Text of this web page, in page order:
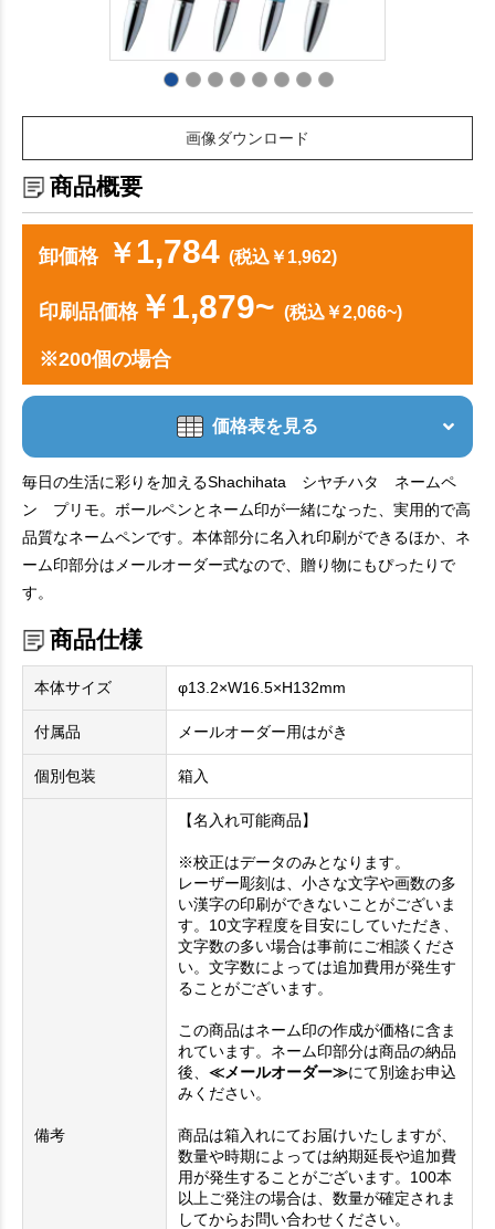
画像ダウンロード
商品概要
卸価格 ￥1,784 (税込￥1,962)
印刷品価格￥1,879~ (税込￥2,066~)
※200個の場合
価格表を見る
毎日の生活に彩りを加えるShachihata シヤチハタ ネームペ
ン プリモ。ボールペンとネーム印が一緒になった、実用的で高
品質なネームペンです。本体部分に名入れ印刷ができるほか、ネ
ーム印部分はメールオーダー式なので、贈り物にもぴったりで
す。
商品仕様
本体サイズ φ13.2×W16.5×H132mm
付属品 メールオーダー用はがき
個別包装 箱入
備考
【名入れ可能商品】
※校正はデータのみとなります。
レーザー彫刻は、小さな文字や画数の多
い漢字の印刷ができないことがございま
す。10文字程度を目安にしていただき、
文字数の多い場合は事前にご相談くださ
い。文字数によっては追加費用が発生す
ることがございます。
この商品はネーム印の作成が価格に含ま
れています。ネーム印部分は商品の納品
後、 ≪メールオーダー≫にて別途お申込
みください。
商品は箱入れにてお届けいたしますが、
数量や時期によっては納期延長や追加費
用が発生することがございます。100本
以上ご発注の場合は、数量が確定されま
してからお問い合わせください。